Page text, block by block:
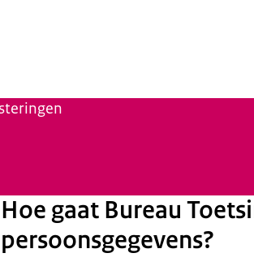
Hoe gaat Bureau
persoonsgegevens?